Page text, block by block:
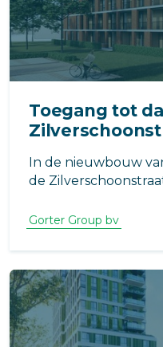
Toegang tot
In de nieuwbouw
de
Gorter Group bv